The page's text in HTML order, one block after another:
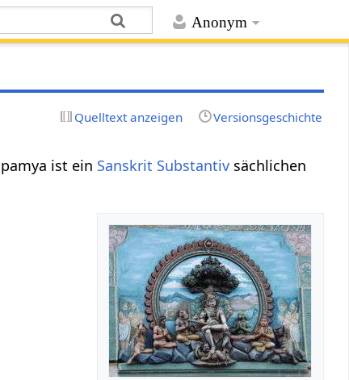
Anonym
Quelltext anzeigen Versionsgeschichte
ist ein Sanskrit Substantiv sächlichen